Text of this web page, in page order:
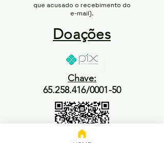
que acusado o recebimento do
e-mail).
Doações
Chave:
65.258.416/0001-50